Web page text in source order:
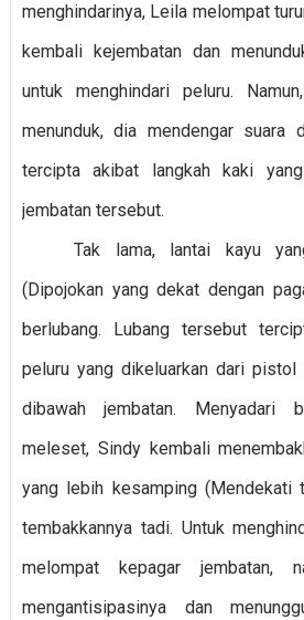
menghindarinya, Leila melompat
kembali kejembatan dan
untuk menghindari peluru.
menunduk, dia mendengar suara
tercipta akibat langkah kaki
jembatan tersebut.
Tak lama, lantai kayu
(Dipojokan yang dekat dengan
berlubang. Lubang tersebut
peluru yang dikeluarkan dari
dibawah jembatan. Menyadari
meleset, Sindy kembali
yang lebih kesamping (Mendekati
tembakkannya tadi. Untuk
melompat kepagar jembatan,
mengantisipasinya dan